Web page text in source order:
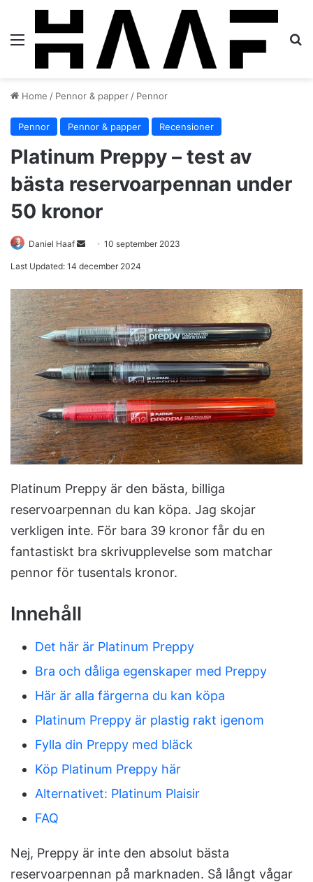
Home / Pennor & papper / Pennor
Pennor Pennor & papper Recensioner
Platinum Preppy – test av
bästa reservoarpennan under
50 kronor
Daniel Haaf
d
a
n
e
m
a
i
l
10 september 2023
Last Updated: 14 december 2024
Platinum Preppy är den bästa, billiga
reservoarpennan du kan köpa. Jag skojar
verkligen inte. För bara 39 kronor får du en
fantastiskt bra skrivupplevelse som matchar
pennor för tusentals kronor.
Innehåll
Det här är Platinum Preppy
Bra och dåliga egenskaper med Preppy
Här är alla färgerna du kan köpa
Platinum Preppy är plastig rakt igenom
Fylla din Preppy med bläck
Köp Platinum Preppy här
Alternativet: Platinum Plaisir
FAQ
Nej, Preppy är inte den absolut bästa
reservoarpennan på marknaden. Så långt vågar